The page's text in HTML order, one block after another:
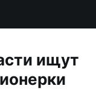
ищут